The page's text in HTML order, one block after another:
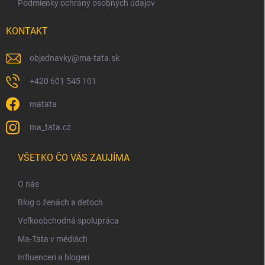
Podmienky ochrany osobných údajov
KONTAKT
objednavky@ma-tata.sk
+420 601 545 101
matata
ma_tata.cz
VŠETKO ČO VÁS ZAUJÍMA
O nás
Blog o ženách a deťoch
Veľkoobchodná spolupráca
Ma-Tata v médiách
Influenceri a blogeri